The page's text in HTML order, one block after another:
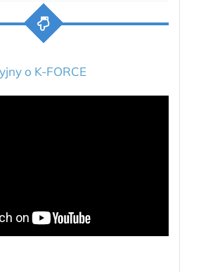
o K-FORCE